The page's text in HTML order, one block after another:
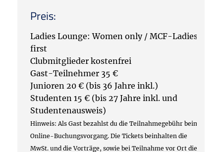
Preis:
Ladies Lounge: Women only / MCF-Ladies
first
Clubmitglieder kostenfrei
Gast-Teilnehmer 35 €
Junioren 20 € (bis 36 Jahre inkl.)
Studenten 15 € (bis 27 Jahre inkl. und
Studentenausweis)
Hinweis: Als Gast bezahlst du die Teilnahmegebühr beim
Online-Buchungsvorgang. Die Tickets beinhalten die
MwSt. und die Vorträge, sowie bei Teilnahme vor Ort die